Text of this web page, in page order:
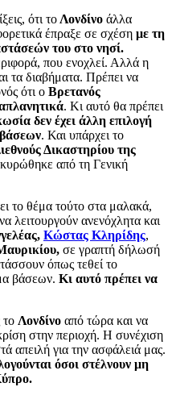
ότι το Λονδίνο άλλα
έπραξε σε σχέση με τη
του στο νησί.
που ενοχλεί. Αλλά η
τα διαβήματα. Πρέπει να
ότι ο Βρετανός
. Κι αυτό θα πρέπει
δεν έχει άλλη επιλογή
. Και υπάρχει το
Δικαστηρίου της
από τη Γενική
το θέμα τούτο στα μαλακά,
λειτουργούν ανενόχλητα και
Κώστας Κληρίδης,
σε γραπτή δήλωσή
όπως τεθεί το
βάσεων. Κι αυτό πρέπει να
Λονδίνο από τώρα και να
στην περιοχή. Η συνέχιση
απειλή για την ασφάλειά μας.
όσοι στέλνουν μη